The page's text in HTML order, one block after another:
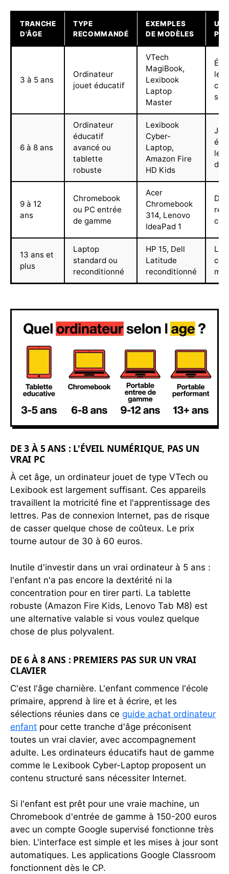
TRANCHE
D'ÂGE
TYPE
RECOMMANDÉ
EXEMPLES
DE MODÈLES
3 à 5 ans
Ordinateur
jouet éducatif
VTech
MagiBook,
Lexibook
Laptop
Master
6 à 8 ans
Ordinateur
éducatif
avancé ou
tablette
robuste
Lexibook
Cyber-
Laptop,
Amazon Fire
HD Kids
9 à 12
ans
Chromebook
ou PC entrée
de gamme
Acer
Chromebook
314, Lenovo
IdeaPad 1
13 ans et
plus
Laptop
standard ou
reconditionné
HP 15, Dell
Latitude
reconditionné
DE 3 À 5 ANS : L'ÉVEIL NUMÉRIQUE, PAS UN
VRAI PC
À cet âge, un ordinateur jouet de type VTech ou
Lexibook est largement suffisant. Ces appareils
travaillent la motricité fine et l'apprentissage des
lettres. Pas de connexion Internet, pas de risque
de casser quelque chose de coûteux. Le prix
tourne autour de 30 à 60 euros.
Inutile d'investir dans un vrai ordinateur à 5 ans :
l'enfant n'a pas encore la dextérité ni la
concentration pour en tirer parti. La tablette
robuste (Amazon Fire Kids, Lenovo Tab M8) est
une alternative valable si vous voulez quelque
chose de plus polyvalent.
DE 6 À 8 ANS : PREMIERS PAS SUR UN VRAI
CLAVIER
C'est l'âge charnière. L'enfant commence l'école
primaire, apprend à lire et à écrire, et les
sélections réunies dans ce guide achat ordinateur
enfant pour cette tranche d'âge préconisent
toutes un vrai clavier, avec accompagnement
adulte. Les ordinateurs éducatifs haut de gamme
comme le Lexibook Cyber-Laptop proposent un
contenu structuré sans nécessiter Internet.
Si l'enfant est prêt pour une vraie machine, un
Chromebook d'entrée de gamme à 150-200 euros
avec un compte Google supervisé fonctionne très
bien. L'interface est simple et les mises à jour sont
automatiques. Les applications Google Classroom
fonctionnent dès le CP.